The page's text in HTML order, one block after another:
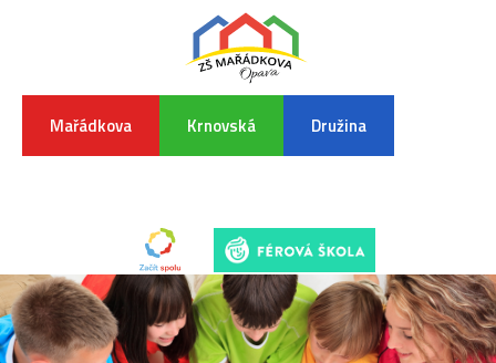
Mařádkova Krnovská Družina